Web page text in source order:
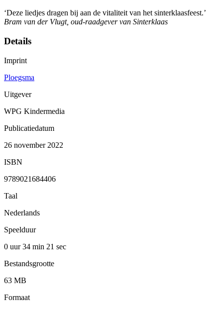
‘Deze liedjes dragen bij aan de vitaliteit van het sinterklaasfeest.’
Bram van der Vlugt, oud-raadgever van Sinterklaas
Details
Imprint
Ploegsma
Uitgever
WPG Kindermedia
Publicatiedatum
26 november 2022
ISBN
9789021684406
Taal
Nederlands
Speelduur
0 uur 34 min 21 sec
Bestandsgrootte
63 MB
Formaat